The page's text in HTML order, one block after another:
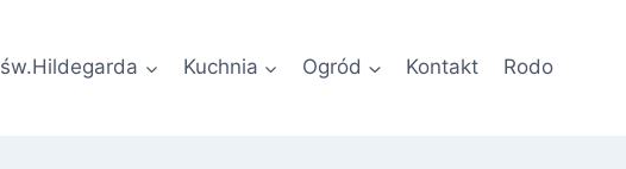
św.Hildegarda Kuchnia Ogród Kontakt Rodo